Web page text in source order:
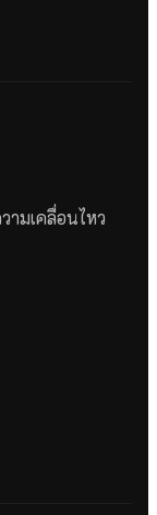
ามเคลื่อนไหว